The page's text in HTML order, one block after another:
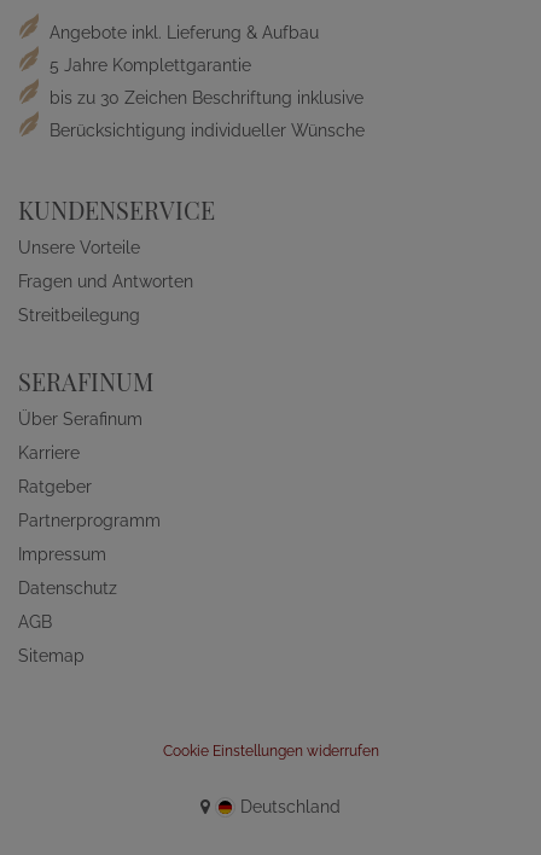
Angebote inkl. Lieferung & Aufbau
5 Jahre Komplettgarantie
bis zu 30 Zeichen Beschriftung inklusive
Berücksichtigung individueller Wünsche
KUNDENSERVICE
Unsere Vorteile
Fragen und Antworten
Streitbeilegung
SERAFINUM
Über Serafinum
Karriere
Ratgeber
Partnerprogramm
Impressum
Datenschutz
AGB
Sitemap
Cookie Einstellungen widerrufen
Deutschland